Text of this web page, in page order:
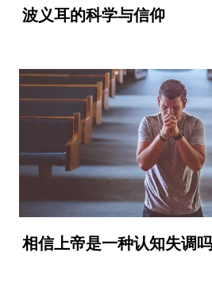
波义耳的科学与信仰
相信上帝是一种认知失调